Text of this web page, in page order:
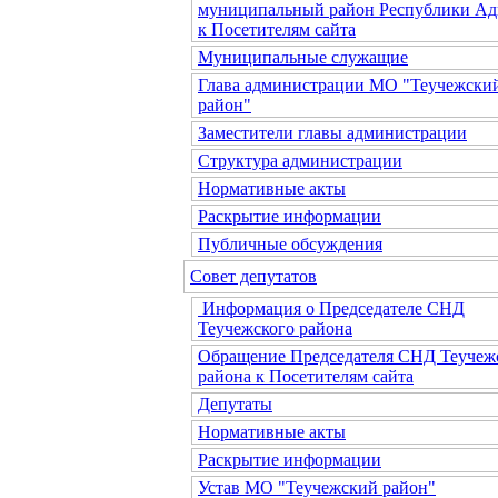
муниципальный район Республики
к Посетителям сайта
Муниципальные служащие
Глава администрации МО
район"
Заместители главы администрации
Структура администрации
Нормативные акты
Раскрытие информации
Публичные обсуждения
Совет депутатов
Информация о Председателе СНД
Теучежского района
Обращение Председателя СНД
района к Посетителям сайта
Депутаты
Нормативные акты
Раскрытие информации
Устав МО "Теучежский район"